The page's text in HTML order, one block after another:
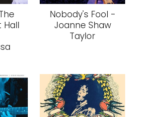
Hall
Nobody's Fool -
Joanne Shaw
Taylor